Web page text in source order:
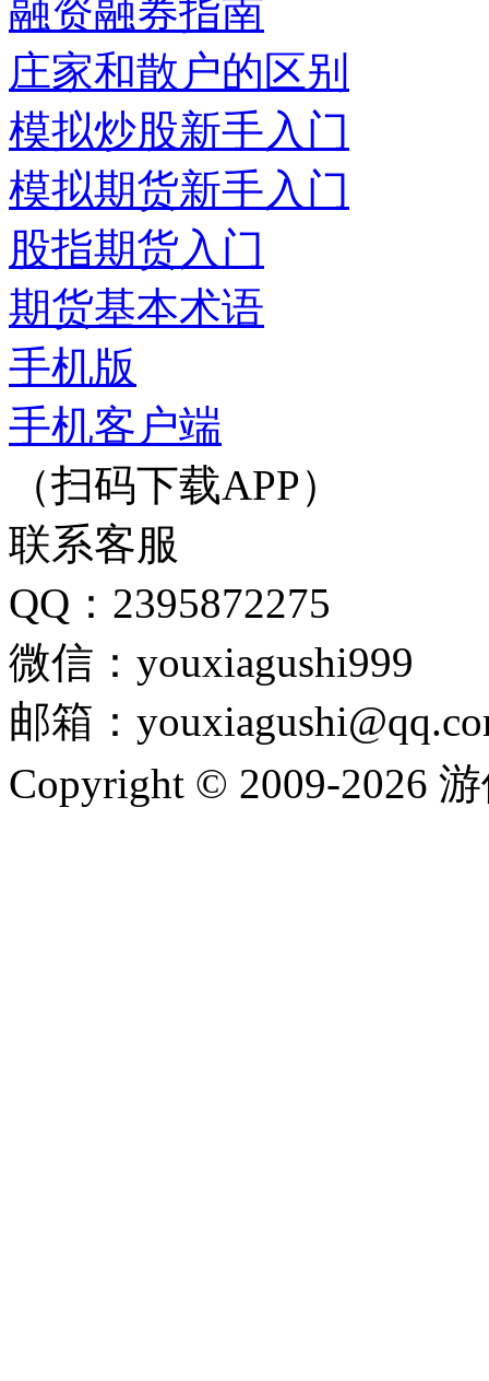
融资融券指南
庄家和散户的区别
模拟炒股新手入门
模拟期货新手入门
股指期货入门
期货基本术语
手机版
手机客户端
（扫码下载APP）
联系客服
QQ：2395872275
微信：youxiagushi999
邮箱：
Copyright © 2009-2026